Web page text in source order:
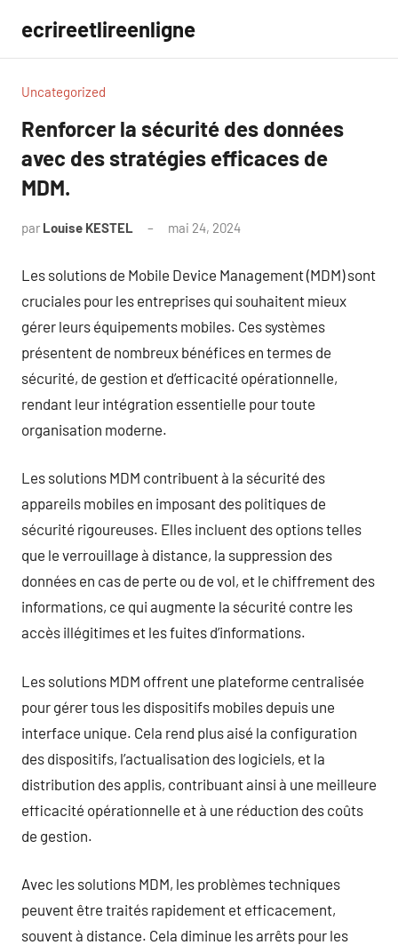
contenu
ecrireetlireenligne
Uncategorized
Renforcer la sécurité des données
avec des stratégies efficaces de
MDM.
par Louise KESTEL mai 24, 2024
Les solutions de Mobile Device Management (MDM) sont
cruciales pour les entreprises qui souhaitent mieux
gérer leurs équipements mobiles. Ces systèmes
présentent de nombreux bénéfices en termes de
sécurité, de gestion et d’efficacité opérationnelle,
rendant leur intégration essentielle pour toute
organisation moderne.
Les solutions MDM contribuent à la sécurité des
appareils mobiles en imposant des politiques de
sécurité rigoureuses. Elles incluent des options telles
que le verrouillage à distance, la suppression des
données en cas de perte ou de vol, et le chiffrement des
informations, ce qui augmente la sécurité contre les
accès illégitimes et les fuites d’informations.
Les solutions MDM offrent une plateforme centralisée
pour gérer tous les dispositifs mobiles depuis une
interface unique. Cela rend plus aisé la configuration
des dispositifs, l’actualisation des logiciels, et la
distribution des applis, contribuant ainsi à une meilleure
efficacité opérationnelle et à une réduction des coûts
de gestion.
Avec les solutions MDM, les problèmes techniques
peuvent être traités rapidement et efficacement,
souvent à distance. Cela diminue les arrêts pour les